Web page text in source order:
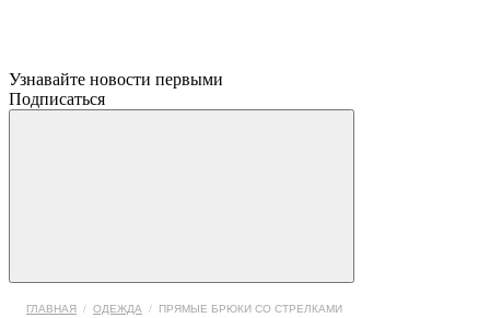
Узнавайте новости первыми
Подписаться
ГЛАВНАЯ / ОДЕЖДА / ПРЯМЫЕ БРЮКИ СО СТРЕЛКАМИ